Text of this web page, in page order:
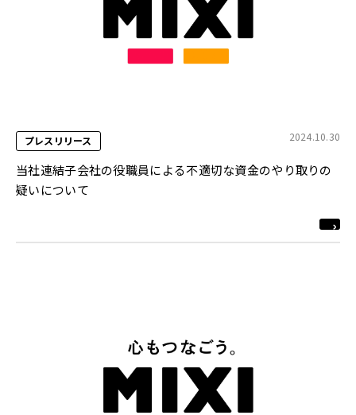
プレスリリース 2024.10.30
当社連結子会社の役職員による不適切な資金のやり取りの
疑いについて